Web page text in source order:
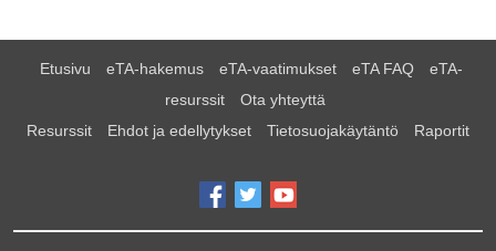
Etusivu eTA-hakemus eTA-vaatimukset eTA FAQ
eTA-
resurssit
Ota yhteyttä
Resurssit
Ehdot ja edellytykset Tietosuojakäytäntö Raportit